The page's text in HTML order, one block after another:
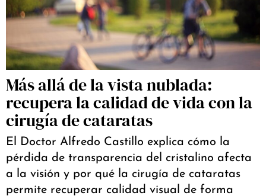
Más allá de la vista nublada:
recupera la calidad de vida con la
cirugía de cataratas
El Doctor Alfredo Castillo explica cómo la
pérdida de transparencia del cristalino afecta
a la visión y por qué la cirugía de cataratas
permite recuperar calidad visual de forma